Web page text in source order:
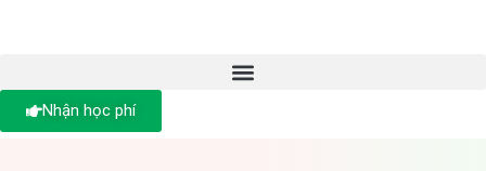
Nhận học phí